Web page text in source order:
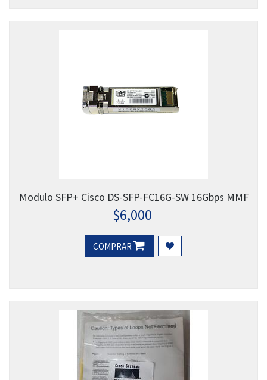
Modulo SFP+ Cisco DS-SFP-FC16G-SW 16Gbps MMF
$6,000
COMPRAR